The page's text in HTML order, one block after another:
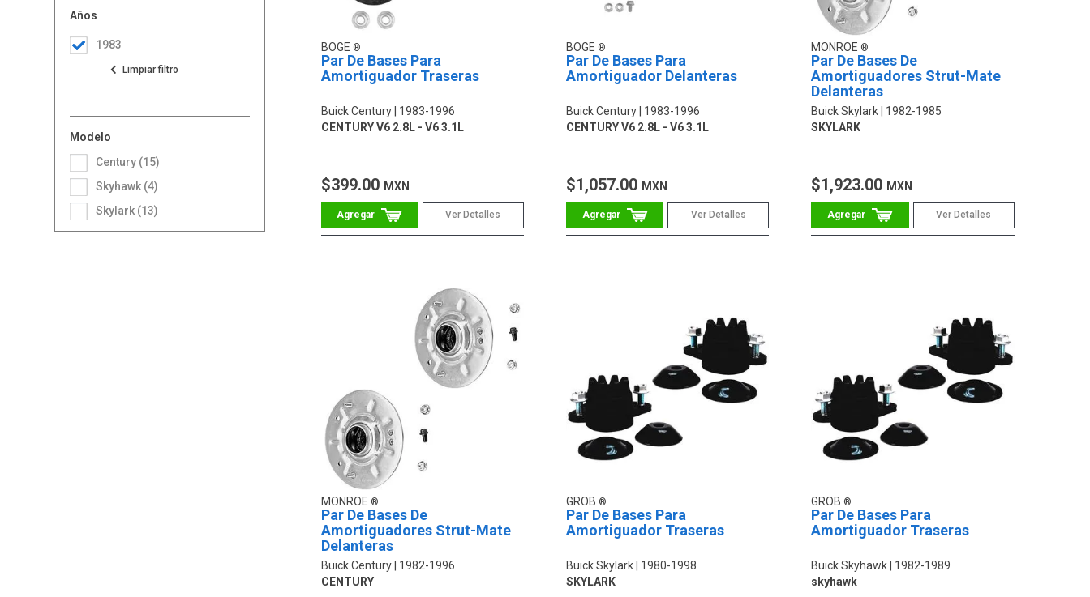
Modelo
Century (15)
Skyhawk (4)
Skylark (13)
Años
1983 BOGE
Par De Bases Para
Amortiguador Traseras
Buick Century
1983-1996
CENTURY V6 2.8L - V6 3.1L
$399.00 MXN
Ver Detalles
BOGE
Par De Bases Para
Amortiguador Delanteras
Buick Century
1983-1996
CENTURY V6 2.8L - V6 3.1L
$1,057.00 MXN
Ver Detalles
MONROE
Par De Bases De
Amortiguadores Strut-Mate
Delanteras
Buick Skylark
1982-1985
SKYLARK
$1,923.00 MXN
Ver Detalles
MONROE
Par De Bases De
Amortiguadores Strut-Mate
Delanteras
Buick Century
1982-1996
CENTURY
GROB
Par De Bases Para
Amortiguador Traseras
Buick Skylark
1980-1998
SKYLARK
GROB
Par De Bases Para
Amortiguador Traseras
Buick Skyhawk
1982-1989
skyhawk